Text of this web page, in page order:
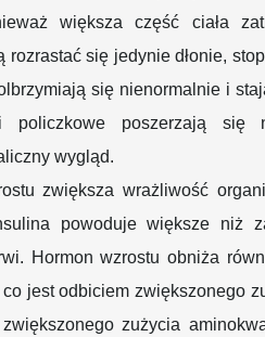
większa część ciała
rozrastać się jedynie dłonie,
się nienormalnie i
poszerzają się
wygląd.
zwiększa wrażliwość
powoduje większe niż
Hormon wzrostu obniża
jest odbiciem zwiększonego
zużycia